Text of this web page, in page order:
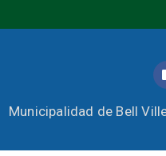
Municipalidad de Bell